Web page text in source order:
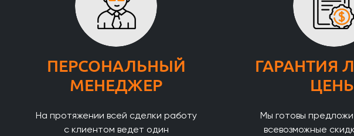
ПЕРСОНАЛЬНЫЙ
МЕНЕДЖЕР
На протяжении всей сделки работу
с клиентом ведет один
ГАРАНТИЯ
Мы готовы
всевозможные